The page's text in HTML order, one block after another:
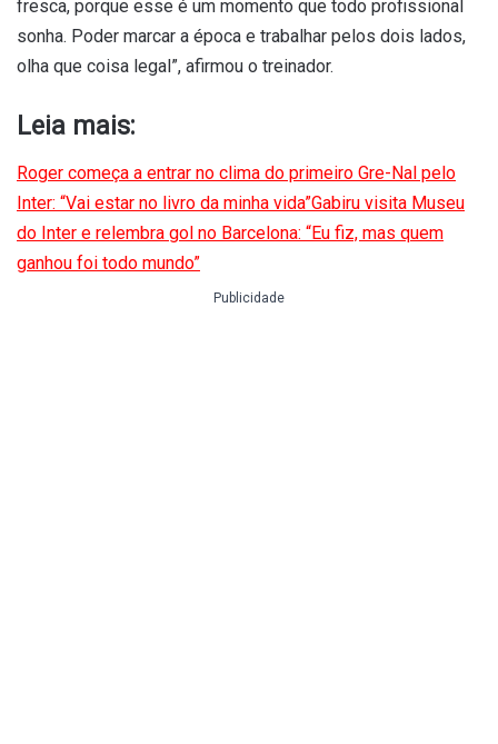
fresca, porque esse é um momento que todo profissional
sonha. Poder marcar a época e trabalhar pelos dois lados,
olha que coisa legal”, afirmou o treinador.
Leia mais:
Roger começa a entrar no clima do primeiro Gre-Nal pelo
Inter: “Vai estar no livro da minha vida”Gabiru visita Museu
do Inter e relembra gol no Barcelona: “Eu fiz, mas quem
ganhou foi todo mundo”
Publicidade